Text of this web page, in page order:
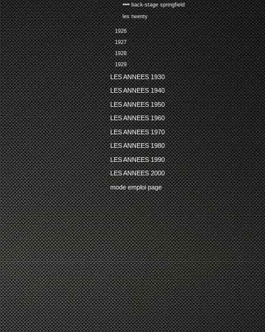
•••• back-stage springfield
les twenty
1926
1927
1928
1929
LES ANNEES 1930
LES ANNEES 1940
LES ANNEES 1950
LES ANNEES 1960
LES ANNEES 1970
LES ANNEES 1980
LES ANNEES 1990
LES ANNEES 2000
mode emploi page